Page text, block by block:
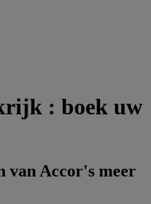
: boek uw
van Accor's meer